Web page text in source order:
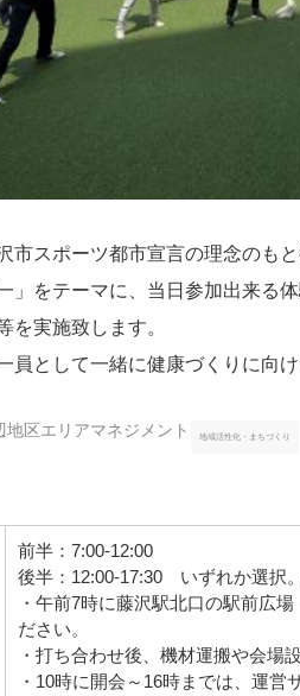
市スポーツ都市宣言の理念のも
」をテーマに、当日参加出来る
を実施致します。
員として一緒に健康づくりに向
区エリアマネジメント 地域活性化・まちづくり
前半：7:00-12:00
後半：12:00-17:30 いずれか選択
・午前7時に藤沢駅北口の駅前広
ださい。
・打ち合わせ後、機材運搬や会場
・10時に開会～16時までは、運営